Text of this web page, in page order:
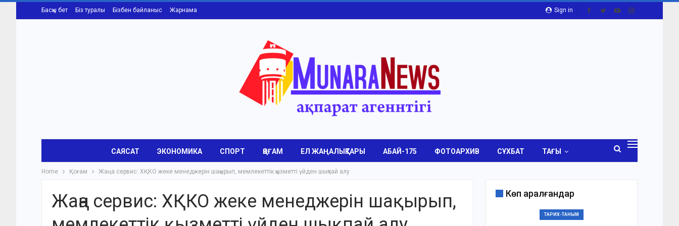
Sign in
Басқы бет Біз туралы Бізбен байланыс Жарнама
САЯСАТ ЭКОНОМИКА СПОРТ ҚОҒАМ ЕЛ ЖАҢАЛЫҚТАРЫ АБАЙ-175 ФОТОАРХИВ СҰХБАТ ТАҒЫ
Home Қоғам Жаңа сервис: ХҚКО жеке менеджерін шақырып, мемлекеттік қызметті үйден шықпай алу
Жаңа сервис: ХҚКО жеке менеджерін шақырып,
Көп қаралғандар
ТАРИХ-ТАНЫМ